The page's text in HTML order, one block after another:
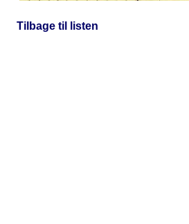
Tilbage til listen